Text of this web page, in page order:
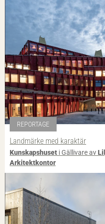
REPORTAGE
Landmärke med karaktär
Kunskapshuset i Gällivare av
Arkitektkontor